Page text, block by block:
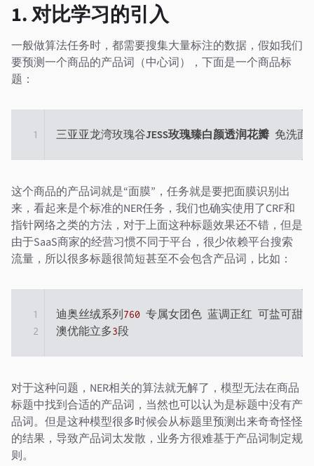
1. 对比学习的引入
一般做算法任务时，都需要搜集大量标注的数据，假如我们
要预测一个商品的产品词（中心词），下面是一个商品标
题：
三亚亚龙湾玫瑰谷JESS玫瑰臻白颜透润花瓣
1
这个商品的产品词就是“面膜”，任务就是要把面膜识别出
来，看起来是个标准的NER任务，我们也确实使用了CRF和
指针网络之类的方法，对于上面这种标题效果还不错，但是
由于SaaS商家的经营习惯不同于平台，很少依赖平台搜索
流量，所以很多标题很简短甚至不会包含产品词，比如：
迪奥丝绒系列 760 专属女团色 蓝调正红 可盐可甜
澳优能立多3
1
2
对于这种问题，NER相关的算法就无解了，模型无法在商品
标题中找到合适的产品词，当然也可以认为是标题中没有产
品词。但是这种模型很多时候会从标题里预测出来奇奇怪怪
的结果，导致产品词太发散，业务方很难基于产品词制定规
则。